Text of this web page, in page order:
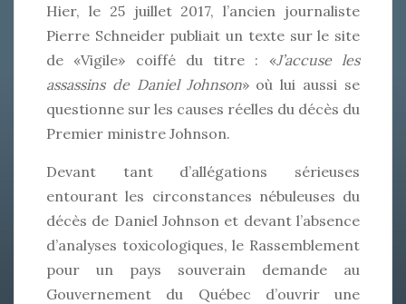
Hier, le 25 juillet 2017, l’ancien journaliste
Pierre Schneider publiait un texte sur le site
de «Vigile» coiffé du titre : «J’accuse les
assassins de Daniel Johnson» où lui aussi se
questionne sur les causes réelles du décès du
Premier ministre Johnson.
Devant tant d’allégations sérieuses
entourant les circonstances nébuleuses du
décès de Daniel Johnson et devant l’absence
d’analyses toxicologiques, le Rassemblement
pour un pays souverain demande au
Gouvernement du Québec d’ouvrir une